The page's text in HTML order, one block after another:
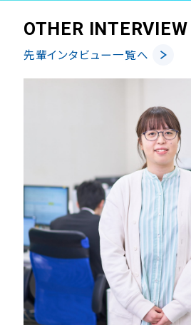
OTHER INTERVIEW
先輩インタビュー一覧へ